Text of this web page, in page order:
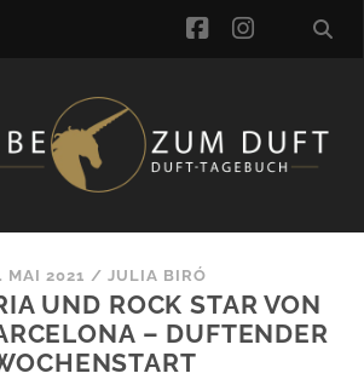
facebook
MAI 2021 / JULIA BIRÓ
UND ROCK STAR VON
– DUFTENDER